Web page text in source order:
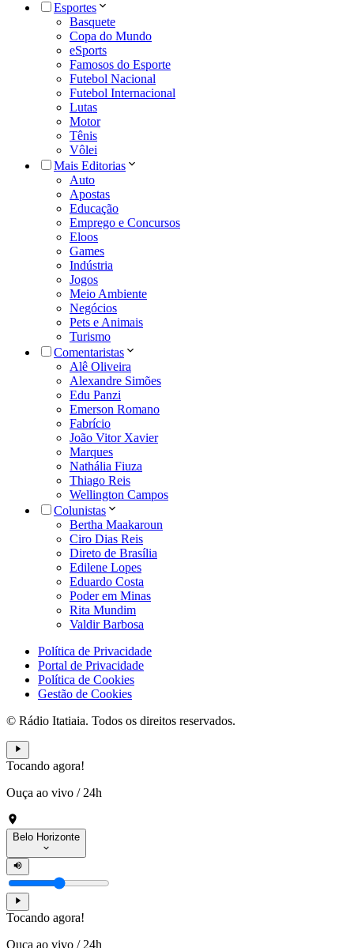
Esportes
Basquete
Copa do Mundo
eSports
Famosos do Esporte
Futebol Nacional
Futebol Internacional
Lutas
Motor
Tênis
Vôlei
Mais Editorias
Auto
Apostas
Educação
Emprego e Concursos
Eloos
Games
Indústria
Jogos
Meio Ambiente
Negócios
Pets e Animais
Turismo
Comentaristas
Alê Oliveira
Alexandre Simões
Edu Panzi
Emerson Romano
Fabrício
João Vitor Xavier
Marques
Nathália Fiuza
Thiago Reis
Wellington Campos
Colunistas
Bertha Maakaroun
Ciro Dias Reis
Direto de Brasília
Edilene Lopes
Eduardo Costa
Poder em Minas
Rita Mundim
Valdir Barbosa
Política de Privacidade
Portal de Privacidade
Política de Cookies
Gestão de Cookies
© Rádio Itatiaia. Todos os direitos reservados.
Tocando agora!
Ouça ao vivo / 24h
Belo Horizonte
Tocando agora!
Ouça ao vivo / 24h